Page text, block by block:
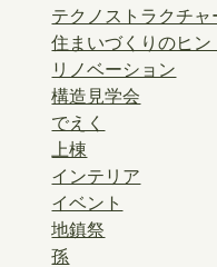
テクノストラクチャ
住まいづくりのヒン
リノベーション
構造見学会
でえく
上棟
インテリア
イベント
地鎮祭
孫